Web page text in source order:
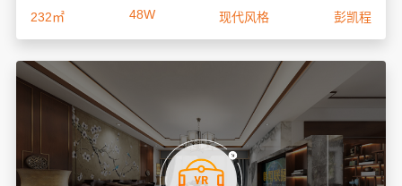
232㎡
48W
现代风格
彭凯程